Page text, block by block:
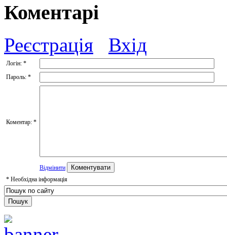
Коментарі
Реєстрація Вхід
Логін: *
Пароль: *
Коментар: *
Відмінити
* Необхідна інформація